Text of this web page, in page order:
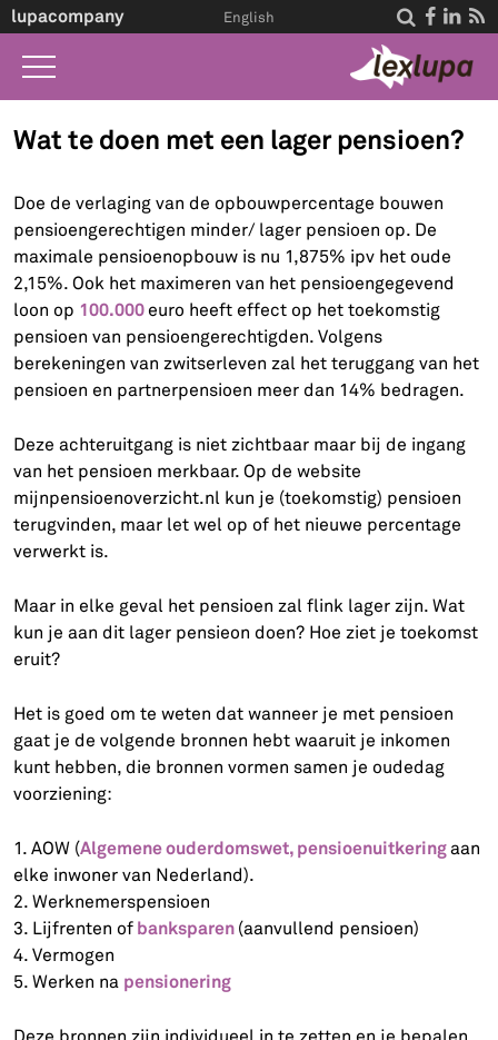
lupacompany    
English
Home
Wet A-Z
Life Events
Over ons
Contact
Wat te doen met een lager pensioen?
Doe de verlaging van de opbouwpercentage bouwen
pensioengerechtigen minder/ lager pensioen op. De
maximale pensioenopbouw is nu 1,875% ipv het oude
2,15%. Ook het maximeren van het pensioengegevend
loon op 100.000 euro heeft effect op het toekomstig
pensioen van pensioengerechtigden. Volgens
berekeningen van zwitserleven zal het teruggang van het
pensioen en partnerpensioen meer dan 14% bedragen.
Deze achteruitgang is niet zichtbaar maar bij de ingang
van het pensioen merkbaar. Op de website
mijnpensioenoverzicht.nl kun je (toekomstig) pensioen
terugvinden, maar let wel op of het nieuwe percentage
verwerkt is.
Maar in elke geval het pensioen zal flink lager zijn. Wat
kun je aan dit lager pensieon doen? Hoe ziet je toekomst
eruit?
Het is goed om te weten dat wanneer je met pensioen
gaat je de volgende bronnen hebt waaruit je inkomen
kunt hebben, die bronnen vormen samen je oudedag
voorziening:
1. AOW (Algemene ouderdomswet, pensioenuitkeringaan
elke inwoner van Nederland).
2. Werknemerspensioen
3. Lijfrenten of banksparen (aanvullend pensioen)
4. Vermogen
5. Werken na pensionering